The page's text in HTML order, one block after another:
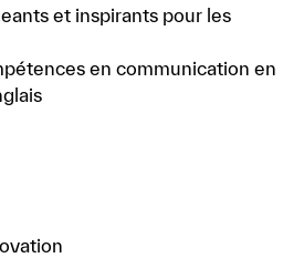
et inspirants pour les
en communication en